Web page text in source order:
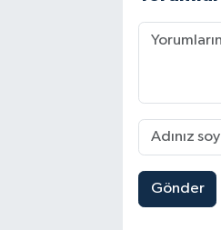
Gönder